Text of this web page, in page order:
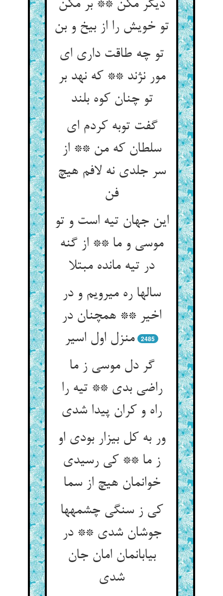
دیگر مکن ** بر مکن
تو خویش را از بیخ و بن‏
تو چه طاقت داری ای
مور نژند ** که نهد بر
تو چنان کوه بلند
گفت توبه کردم ای
سلطان که من ** از
سر جلدی نه لافم هیچ
فن‏
این جهان تیه است و تو
موسی و ما ** از گنه
در تیه مانده مبتلا
سالها ره می‏رویم و در
اخیر ** همچنان در
منزل اول اسیر
2485
گر دل موسی ز ما
راضی بدی ** تیه را
راه و کران پیدا شدی‏
ور به کل بیزار بودی او
ز ما ** کی رسیدی
خوانمان هیچ از سما
کی ز سنگی چشمه‏ها
جوشان شدی ** در
بیابان‏مان امان جان
شدی‏